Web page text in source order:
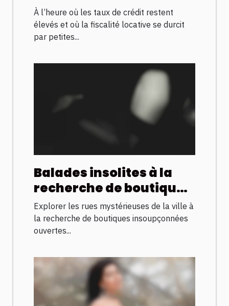
passion et rendement
financier
À l’heure où les taux de crédit restent
élevés et où la fiscalité locative se durcit
par petites...
Balades insolites à la
recherche de boutiques
cachées ouvertes
jusqu’à l’aube
Explorer les rues mystérieuses de la ville à
la recherche de boutiques insoupçonnées
ouvertes...